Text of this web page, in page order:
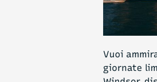
Vuoi
giornate